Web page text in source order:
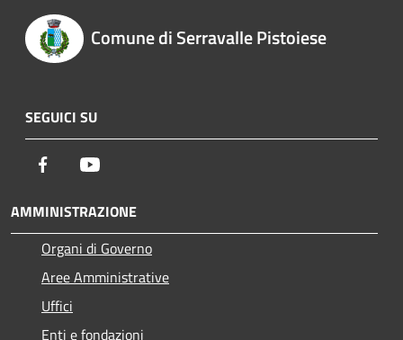
Comune di Serravalle Pistoiese
SEGUICI SU
Facebook
AMMINISTRAZIONE
Organi di Governo
Aree Amministrative
Uffici
Enti e fondazioni